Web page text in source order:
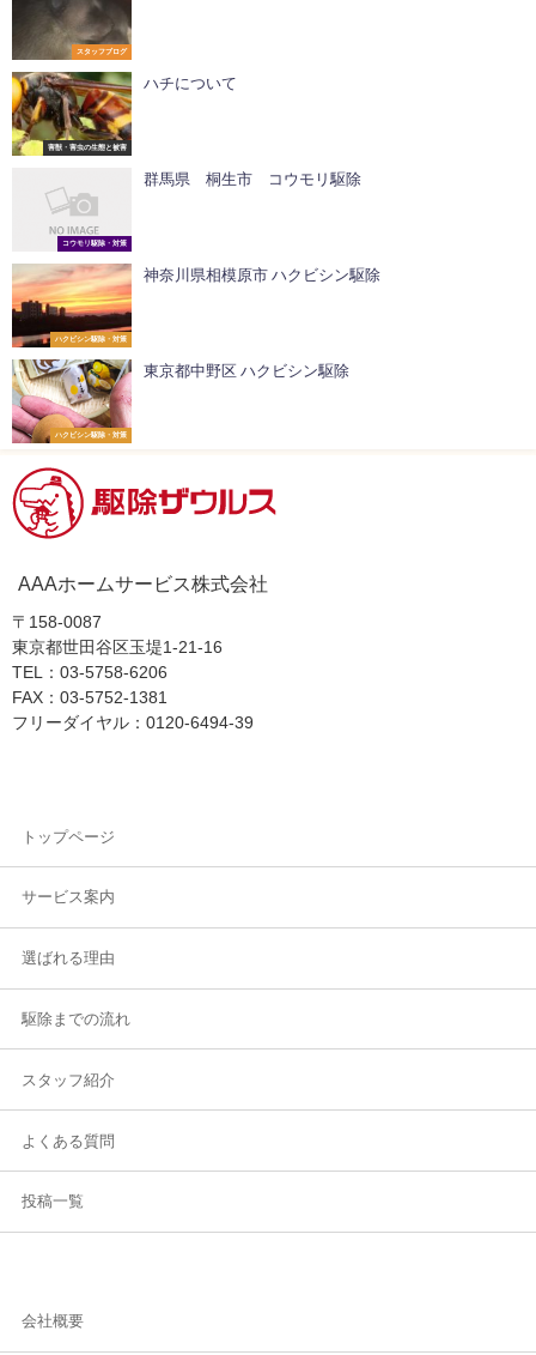
スタッフブログ
害獣・害虫の生態と被害
ハチについて
コウモリ駆除・対策
群馬県 桐生市 コウモリ駆除
ハクビシン駆除・対策
神奈川県相模原市 ハクビシン駆除
ハクビシン駆除・対策
東京都中野区 ハクビシン駆除
AAAホームサービス株式会社
〒158-0087
東京都世田谷区玉堤1-21-16
TEL：03-5758-6206
FAX：03-5752-1381
フリーダイヤル：0120-6494-39
トップページ
サービス案内
選ばれる理由
駆除までの流れ
スタッフ紹介
よくある質問
投稿一覧
会社概要